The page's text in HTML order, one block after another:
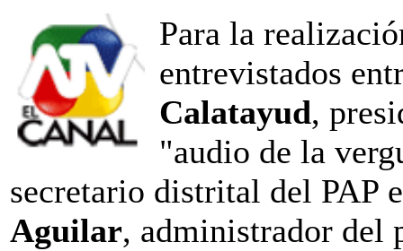
Para la
entrevistados
Calatayud,
"audio de la
secretario distrital del PAP
Aguilar, administrador del